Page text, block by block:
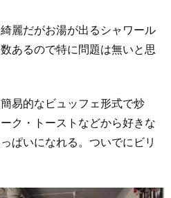
麗だがお湯が出るシャワール
あるので特に問題は無いと思
易的なビュッフェ形式で炒
ク・トーストなどから好きな
ぱいになれる。ついでにビリ